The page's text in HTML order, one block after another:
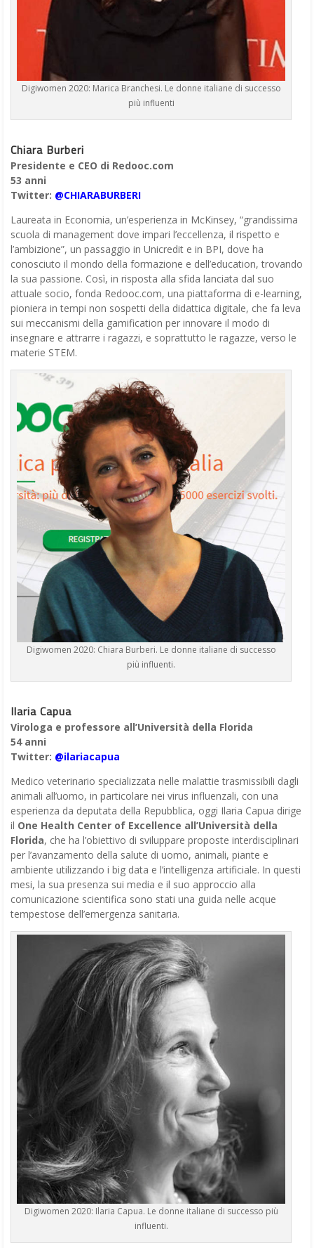
Digiwomen 2020: Marica Branchesi. Le donne italiane di successo
più influenti
Chiara Burberi
Presidente e CEO di Redooc.com
53 anni
Twitter: @CHIARABURBERI
Laureata in Economia, un’esperienza in McKinsey, “grandissima
scuola di management dove impari l’eccellenza, il rispetto e
l’ambizione”, un passaggio in Unicredit e in BPI, dove ha
conosciuto il mondo della formazione e dell’education, trovando
la sua passione. Così, in risposta alla sfida lanciata dal suo
attuale socio, fonda Redooc.com, una piattaforma di e-learning,
pioniera in tempi non sospetti della didattica digitale, che fa leva
sui meccanismi della gamification per innovare il modo di
insegnare e attrarre i ragazzi, e soprattutto le ragazze, verso le
materie STEM.
Digiwomen 2020: Chiara Burberi. Le donne italiane di successo
più influenti.
Ilaria Capua
Virologa e professore all’Università della Florida
54 anni
Twitter: @ilariacapua
Medico veterinario specializzata nelle malattie trasmissibili dagli
animali all’uomo, in particolare nei virus influenzali, con una
esperienza da deputata della Repubblica, oggi Ilaria Capua dirige
il One Health Center of Excellence all’Università della
Florida, che ha l’obiettivo di sviluppare proposte interdisciplinari
per l’avanzamento della salute di uomo, animali, piante e
ambiente utilizzando i big data e l’intelligenza artificiale. In questi
mesi, la sua presenza sui media e il suo approccio alla
comunicazione scientifica sono stati una guida nelle acque
tempestose dell’emergenza sanitaria.
Digiwomen 2020: Ilaria Capua. Le donne italiane di successo più
influenti.